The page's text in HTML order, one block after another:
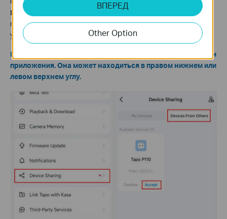
ПРИНЯТЬ
, чтобы завершить процесс. После принятия
приглашенный пользователь сможет управлять
устройством.
Примечание: Расположение кнопки «Я» зависит от версии
приложения. Она может находиться в правом нижнем или
левом верхнем углу.
ВПЕРЕД
Other Option